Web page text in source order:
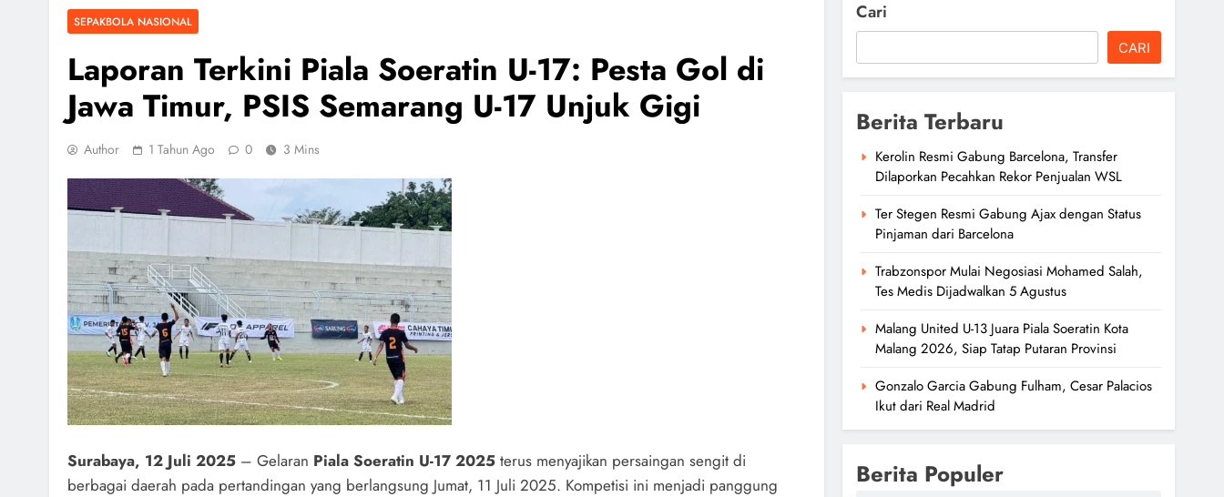
SEPAKBOLA NASIONAL
Laporan Terkini Piala Soeratin U-17: Pesta Gol di
Jawa Timur, PSIS Semarang U-17 Unjuk Gigi
Author 1 Tahun Ago 0 3 Mins
Surabaya, 12 Juli 2025 – Gelaran Piala Soeratin U-17 2025 terus menyajikan persaingan sengit di
berbagai daerah pada pertandingan yang berlangsung Jumat, 11 Juli 2025. Kompetisi ini menjadi panggung
Cari
CARI
Berita Terbaru
Kerolin Resmi Gabung Barcelona, Transfer
Dilaporkan Pecahkan Rekor Penjualan WSL
Ter Stegen Resmi Gabung Ajax dengan Status
Pinjaman dari Barcelona
Trabzonspor Mulai Negosiasi Mohamed Salah,
Tes Medis Dijadwalkan 5 Agustus
Malang United U-13 Juara Piala Soeratin Kota
Malang 2026, Siap Tatap Putaran Provinsi
Gonzalo Garcia Gabung Fulham, Cesar Palacios
Ikut dari Real Madrid
Berita Populer